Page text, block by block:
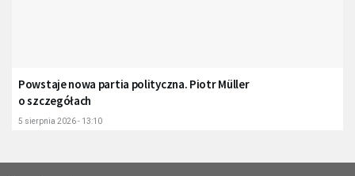
Powstaje nowa partia polityczna. Piotr Müller
o szczegółach
5 sierpnia 2026 - 13:10